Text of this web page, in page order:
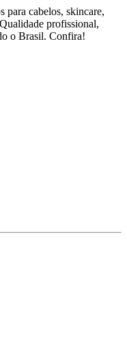
para cabelos, skincare,
profissional,
o Brasil. Confira!